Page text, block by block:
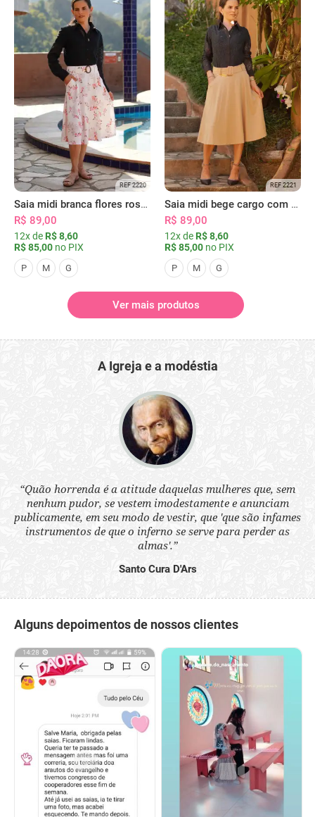
REF 2220
Saia midi branca flores rosas com bolsos
R$ 89,00
12x de R$ 8,60
R$ 85,00 no PIX
P M G
REF 2221
Saia midi bege cargo com bolsos
R$ 89,00
12x de R$ 8,60
R$ 85,00 no PIX
P M G
Ver mais produtos
A Igreja e a modéstia
“Quão horrenda é a atitude daquelas mulheres que, sem
nenhum pudor, se vestem imodestamente e anunciam
publicamente, em seu modo de vestir, que 'que são infames
instrumentos de que o inferno se serve para perder as
almas'.”
Santo Cura D'Ars
Alguns depoimentos de nossos clientes